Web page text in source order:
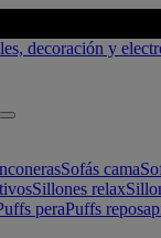
Sofás cama
Sillones relax
peraPuffs